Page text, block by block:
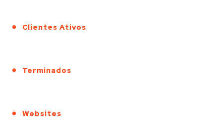
Clientes Ativos
Terminados
Websites